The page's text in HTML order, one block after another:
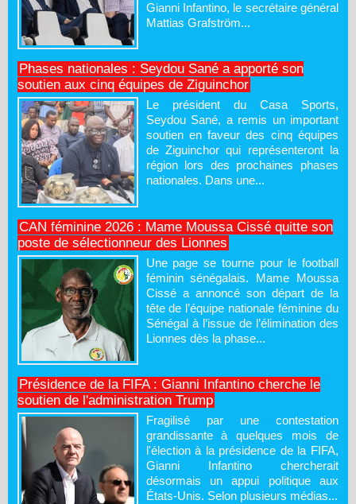
Gianni Infantino, le secrétaire général
Mattias Grafström...
Phases nationales : Seydou Sané a apporté son
soutien aux cinq équipes de Ziguinchor
Le président du Casa Sports,
Seydou Sané, a remis un important
soutien en faveur des cinq équipes
de Ziguinchor qui représenteront la
région lors des prochaines phases
nationales. Dans une...
CAN féminine 2026 : Mame Moussa Cissé quitte son
poste de sélectionneur des Lionnes
Une page se tourne pour le football
féminin sénégalais. Mame Moussa
Cissé a annoncé son départ de la
tête de l’équipe nationale féminine du
Sénégal à l’issue de l’élimination des
Lionnes dès la phase...
Présidence de la FIFA : Gianni Infantino cherche le
soutien de l'administration Trump
Fragilisé par une contestation
grandissante à quelques mois de
l'élection à la présidence de la FIFA,
Gianni Infantino chercherait
désormais un appui politique aux
États-Unis. Selon plusieurs médias...